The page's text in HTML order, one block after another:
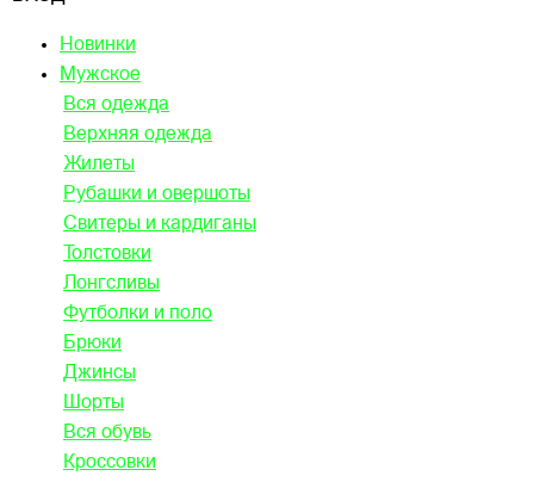
Новинки
Мужское
Вся одежда
Верхняя одежда
Жилеты
Рубашки и овершоты
Свитеры и кардиганы
Толстовки
Лонгсливы
Футболки и поло
Брюки
Джинсы
Шорты
Вся обувь
Кроссовки